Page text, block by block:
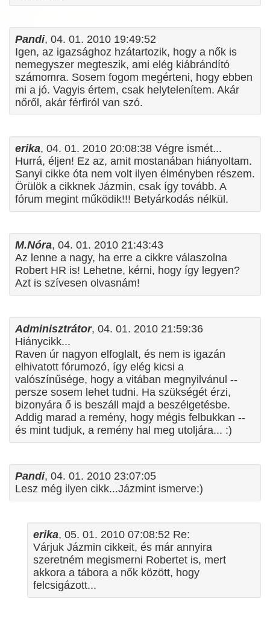
Pandi, 04. 01. 2010 19:49:52
Igen, az igazsághoz hzátartozik, hogy a nők is
nemegyszer megteszik, ami elég kiábrándító
számomra. Sosem fogom megérteni, hogy ebben
mi a jó. Vagyis értem, csak helytelenítem. Akár
nőről, akár férfiról van szó.
erika, 04. 01. 2010 20:08:38 Végre ismét...
Hurrá, éljen! Ez az, amit mostanában hiányoltam.
Sanyi cikke óta nem volt ilyen élményben részem.
Örülök a cikknek Jázmin, csak így tovább. A
fórum megint működik!!! Betyárkodás nélkül.
M.Nóra, 04. 01. 2010 21:43:43
Az lenne a nagy, ha erre a cikkre válaszolna
Robert HR is! Lehetne, kérni, hogy így legyen?
Azt is szívesen olvasnám!
Adminisztrátor, 04. 01. 2010 21:59:36
Hiánycikk...
Raven úr nagyon elfoglalt, és nem is igazán
elhivatott fórumozó, így elég kicsi a
valószínűsége, hogy a vitában megnyilvánul --
persze sosem lehet tudni. Ha szükségét érzi,
bizonyára ő is beszáll majd a beszélgetésbe.
Addig marad a remény, hogy mégis felbukkan --
és mint tudjuk, a remény hal meg utoljára... :)
Pandi, 04. 01. 2010 23:07:05
Lesz még ilyen cikk...Jázmint ismerve:)
erika, 05. 01. 2010 07:08:52 Re:
Várjuk Jázmin cikkeit, és már annyira
szeretném megismerni Robertet is, mert
akkora a tábora a nők között, hogy
felcsigázott...